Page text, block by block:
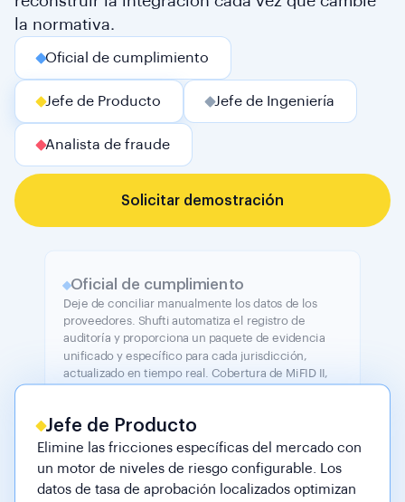
la normativa.
Oficial de cumplimiento
Jefe de Producto Jefe de Ingeniería
Analista de fraude
Solicitar demostración
Oficial de cumplimiento
Deje de conciliar manualmente los datos de los
proveedores. Shufti automatiza el registro de
auditoría y proporciona un paquete de evidencia
unificado y específico para cada jurisdicción,
actualizado en tiempo real. Cobertura de MiFID II,
Jefe de Producto
Elimine las fricciones específicas del mercado con
un motor de niveles de riesgo configurable. Los
datos de tasa de aprobación localizados optimizan